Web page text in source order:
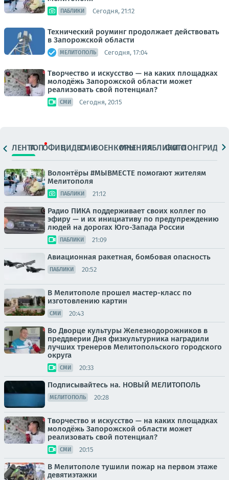
ПАБЛИКИ Сегодня, 21:12
Технический роуминг продолжает действовать
в Запорожской области
МЕЛИТОПОЛЬ Сегодня, 17:04
Творчество и искусство — на каких площадках
молодёжь Запорожской области может
реализовать свой потенциал?
СМИ Сегодня, 20:15
ЛЕНТАТОПОФИЦ.ВИДЕОСМИВОЕНКОРЫМНЕНИЯПАБЛИКИ
ФОТОЛОНГРИДЫ
Волонтёры #МЫВМЕСТЕ помогают жителям
Мелитополя
ПАБЛИКИ 21:12
Радио ПИКА поддерживает своих коллег по
эфиру — и их инициативу по предупреждению
людей на дорогах Юго-Запада России
ПАБЛИКИ 21:09
Авиационная ракетная, бомбовая опасность
ПАБЛИКИ 20:52
В Мелитополе прошел мастер-класс по
изготовлению картин
СМИ 20:43
Во Дворце культуры Железнодорожников в
преддверии Дня физкультурника наградили
лучших тренеров Мелитопольского городского
округа
СМИ 20:33
Подписывайтесь на. НОВЫЙ МЕЛИТОПОЛЬ
МЕЛИТОПОЛЬ 20:28
Творчество и искусство — на каких площадках
молодёжь Запорожской области может
реализовать свой потенциал?
СМИ 20:15
В Мелитополе тушили пожар на первом этаже
девятиэтажки